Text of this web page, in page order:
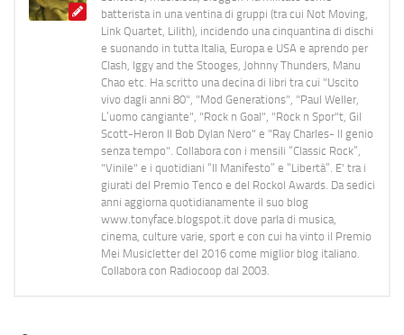
batterista in una ventina di gruppi (tra cui Not Moving,
Link Quartet, Lilith), incidendo una cinquantina di dischi
e suonando in tutta Italia, Europa e USA e aprendo per
Clash, Iggy and the Stooges, Johnny Thunders, Manu
Chao etc. Ha scritto una decina di libri tra cui "Uscito
vivo dagli anni 80", "Mod Generations", "Paul Weller,
L’uomo cangiante", "Rock n Goal", "Rock n Spor"t, Gil
Scott-Heron Il Bob Dylan Nero" e "Ray Charles- Il genio
senza tempo". Collabora con i mensili “Classic Rock”,
"Vinile" e i quotidiani “Il Manifesto” e “Libertà”. E' tra i
giurati del Premio Tenco e del Rockol Awards. Da sedici
anni aggiorna quotidianamente il suo blog
www.tonyface.blogspot.it dove parla di musica,
cinema, culture varie, sport e con cui ha vinto il Premio
Mei Musicletter del 2016 come miglior blog italiano.
Collabora con Radiocoop dal 2003.